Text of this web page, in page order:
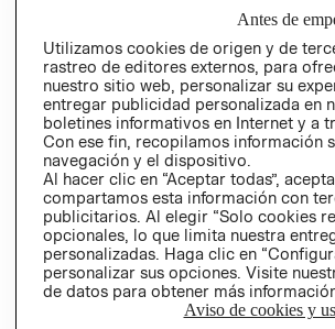
PROGRAMA DE
Y ÉTICA (INGLÉS)
Colombia ($)
CAMBIAR REGIÓN
Antes de
Utilizamos cookies de origen y de
rastreo de editores externos, para
nuestro sitio web, personalizar su
entregar publicidad personalizada en
boletines informativos en Internet y a
Con ese fin, recopilamos información
navegación y el dispositivo.
Al hacer clic en “Aceptar todas”,
compartamos esta información con
publicitarios. Al elegir “Solo cookies
opcionales, lo que limita nuestra
personalizadas. Haga clic en
personalizar sus opciones. Visite
de datos para obtener más
Aviso de cookies y